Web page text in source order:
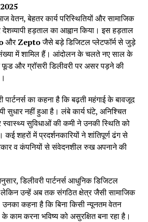
वेतन, बेहतर कार्य परिस्थितियों और सामाजिक
हड़ताल का आह्वान किया। इस हड़ताल
औरZeptoजैसे बड़े डिजिटल प्लेटफॉर्म से जुड़े
संख्या में शामिल हैं। आंदोलन के चलते नए साल के
और ग्रॉसरी डिलीवरी पर असर पड़ने की
पार्टनर्स का कहना है कि बढ़ती महंगाई के बावजूद
सुधार नहीं हुआ है। लंबे कार्य घंटे, अनिश्चित
स्वास्थ्य सुविधाओं की कमी ने उनकी स्थिति को
शहरों में प्रदर्शनकारियों ने शांतिपूर्ण ढंग से
व कंपनियों से संवेदनशील रुख अपनाने की
डिलीवरी पार्टनर्स आधुनिक डिजिटल
लेकिन उन्हें अब तक संगठित क्षेत्र जैसी सामाजिक
उनका कहना है कि बिना किसी न्यूनतम वेतन
काम करना भविष्य को असुरक्षित बना रहा है।